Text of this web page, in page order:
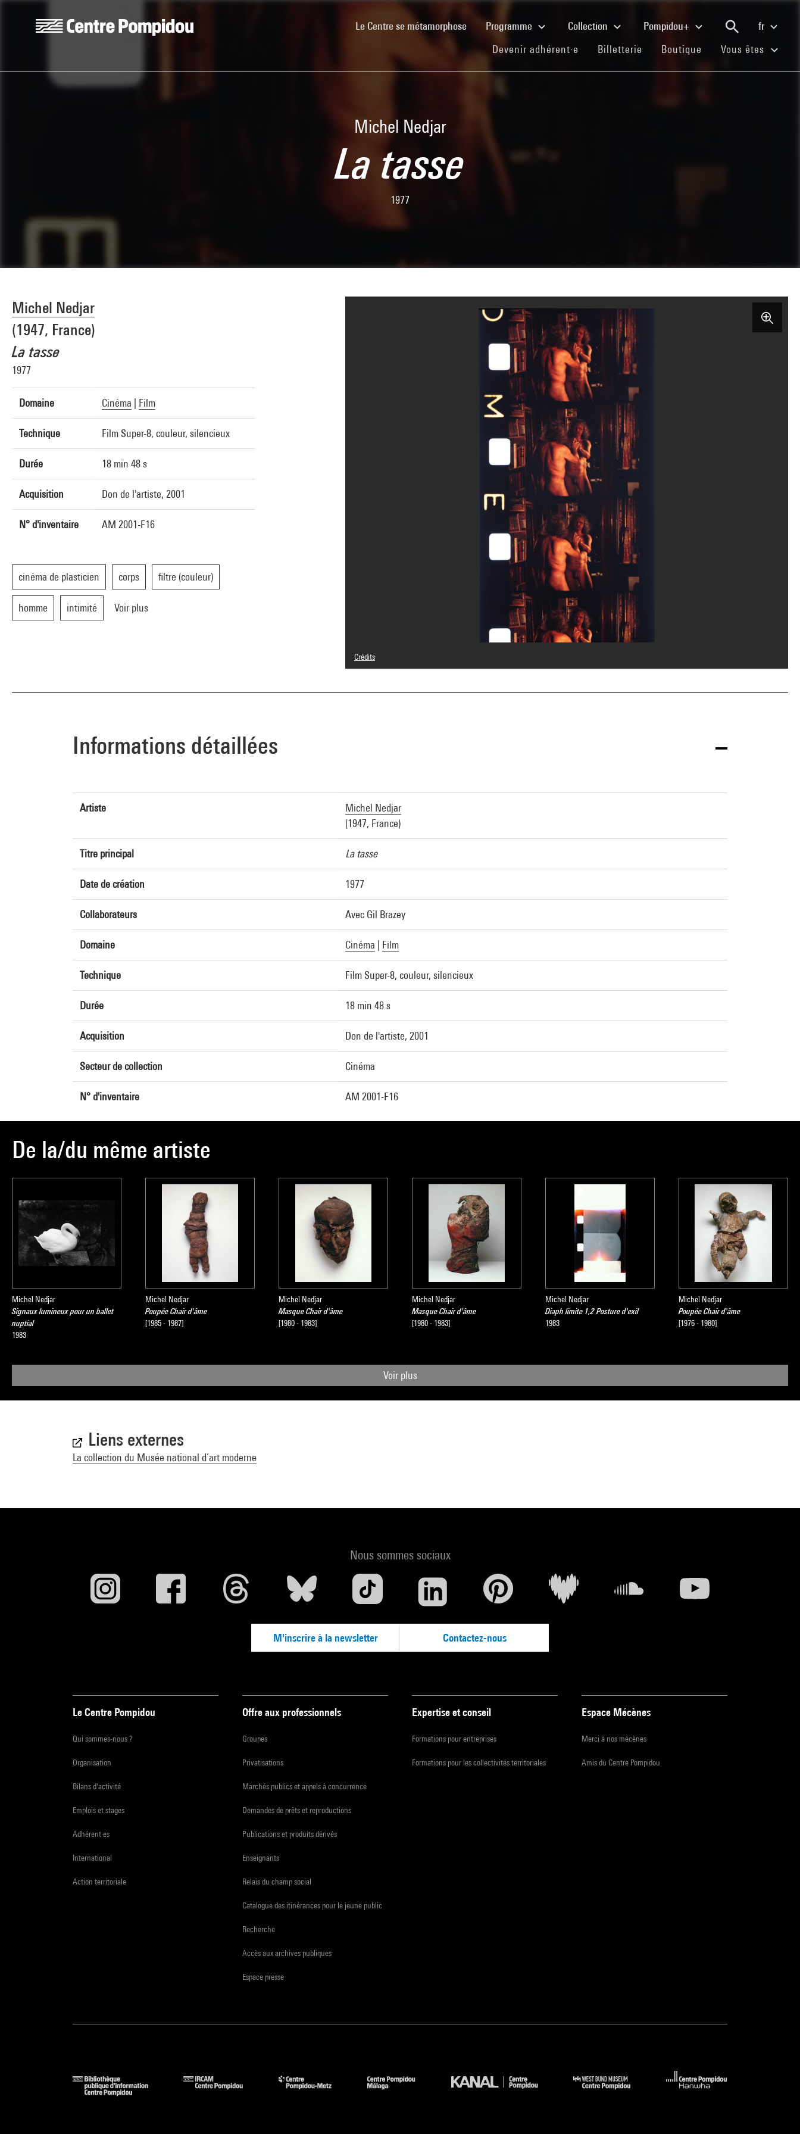
Le Centre se métamorphose(current)Programme Collection Pompidou+
fr
Devenir adhérent·e (current)
Billetterie (current)
Boutique (current)
Vous êtes
Michel Nedjar
La tasse
1977
Michel Nedjar
(1947, France)
La tasse
1977
Domaine Cinéma Film
Technique Film Super-8, couleur, silencieux
Durée 18 min 48 s
Acquisition Don de l'artiste, 2001
N° d'inventaire AM 2001-F16
cinéma de plasticien corps filtre (couleur)
homme intimité Voir plus
Crédits
© Michel Nedjar
Réf. image : 4N10511
Informations détaillées
Artiste
Michel Nedjar
(1947, France)
Titre principal La tasse
Date de création 1977
Collaborateurs Avec Gil Brazey
Domaine Cinéma Film
Technique Film Super-8, couleur, silencieux
Durée 18 min 48 s
Acquisition Don de l'artiste, 2001
Secteur de collection Cinéma
N° d'inventaire AM 2001-F16
De la/du même artiste
Michel Nedjar
Signaux lumineux pour un ballet
nuptial
1983
Michel Nedjar
Poupée Chair d'âme
[1985 - 1987]
Michel Nedjar
Masque Chair d'âme
[1980 - 1983]
Michel Nedjar
Masque Chair d'âme
[1980 - 1983]
Michel Nedjar
Diaph limite 1,2 Posture d'exil
1983
Michel Nedjar
Poupée Chair d'âme
[1976 - 1980]
Voir plus
Liens externes
La collection du Musée national d’art moderne
Nous sommes sociaux
M'inscrire à la newsletter Contactez-nous
Le Centre Pompidou
Qui sommes-nous ?
Organisation
Bilans d'activité
Emplois et stages
Adhérent·es
International
Action territoriale
Offre aux professionnels
Groupes
Privatisations
Marchés publics et appels à concurrence
Demandes de prêts et reproductions
Publications et produits dérivés
Enseignants
Relais du champ social
Catalogue des itinérances pour le jeune public
Recherche
Accès aux archives publiques
Espace presse
Expertise et conseil
Formations pour entreprises
Formations pour les collectivités territoriales
Espace Mécènes
Merci à nos mécènes
Amis du Centre Pompidou